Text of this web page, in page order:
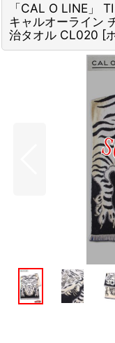
「CAL O LINE」
キャルオーライン
治タオル CL020 [